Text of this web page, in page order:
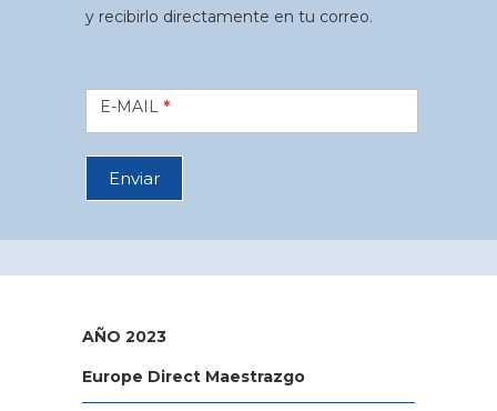
y recibirlo directamente en tu correo.
full
width
E-MAIL *
Enviar
AÑO 2023
Europe Direct Maestrazgo